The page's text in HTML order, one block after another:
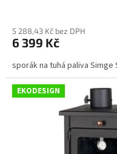
5 288,43 Kč bez DPH
6 399 Kč
sporák na tuhá paliva Simge
EKODESIGN